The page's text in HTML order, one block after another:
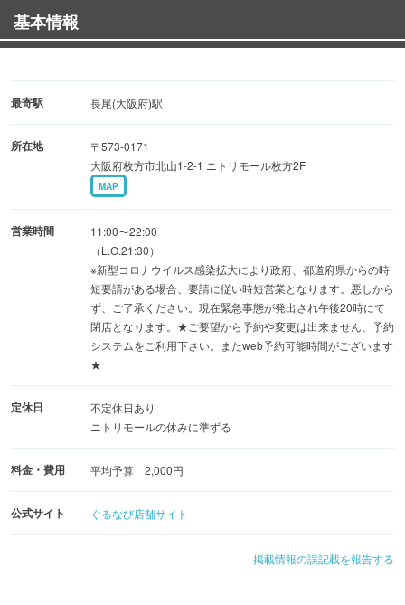
基本情報
最寄駅 長尾(大阪府)駅
所在地
〒573-0171
大阪府枚方市北山1-2-1 ニトリモール枚方2F
MAP
営業時間
11:00〜22:00
（L.O.21:30）
※新型コロナウイルス感染拡大により政府、都道府県からの時
短要請がある場合、要請に従い時短営業となります。悪しから
ず、ご了承ください。現在緊急事態が発出され午後20時にて
閉店となります。★ご要望から予約や変更は出来ません、予約
システムをご利用下さい。またweb予約可能時間がございます
★
定休日
不定休日あり
ニトリモールの休みに準ずる
料金・費用 平均予算 2,000円
公式サイト ぐるなび店舗サイト
掲載情報の誤記載を報告する